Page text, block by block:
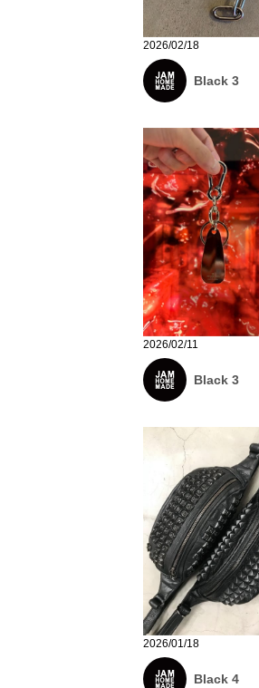
2026/02/18
Black 3
2026/02/11
Black 3
2026/01/18
Black 4